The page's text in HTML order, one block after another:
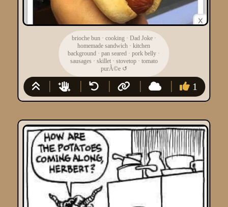
brioche bun· cooking· Dad Joke·
homemade sandwich ·kitchen
background ·pan seared ·pork belly ·
sausages · skillet· stovetop· tomato
purÃ©e ↺
1